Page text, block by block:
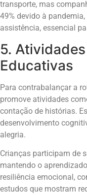
transporte, mas
49% devido à
assistência, essencial
5.
Educativas
Para contrabalançar a
promove atividades
contação de histórias.
desenvolvimento
alegria.
Crianças participam de
mantendo o
resiliência emocional,
estudos que mostram